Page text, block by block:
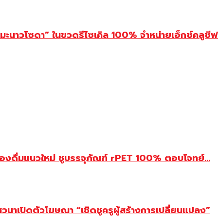
าวโซดา” ในขวดรีไซเคิล 100% จำหน่ายเอ็กซ์คลูซีฟ
งดื่มแนวใหม่ ชูบรรจุภัณฑ์ rPET 100% ตอบโจทย์...
าเปิดตัวโฆษณา “เชิดชูครูผู้สร้างการเปลี่ยนแปลง”